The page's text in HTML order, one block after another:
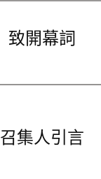
致開幕詞
召集人引言